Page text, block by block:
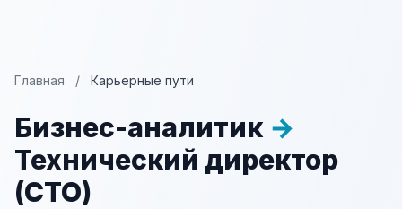
Главная / Карьерные пути
Бизнес-аналитик →
Технический директор
(CTO)